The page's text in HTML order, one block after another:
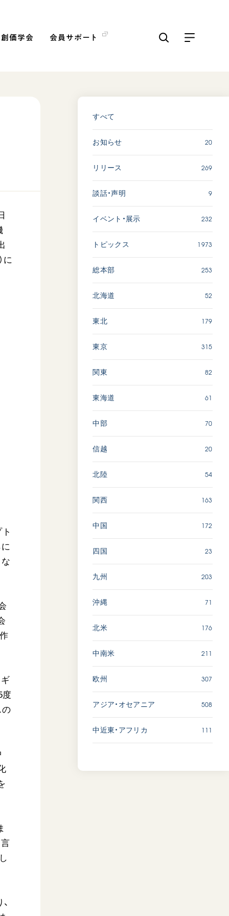
価学会 会員サポート
「三つの花ことば」 関西吹
奏楽団
2026.07.31
動画
「ペンタトニック・ファン
2026.07.17
文化
動画
2026.07.03
文化
動画
に
度
の
すべて
お知らせ 20
リリース 269
談話・声明 9
イベント・展示 232
トピックス 1973
総本部 253
北海道 52
東北 179
東京 315
関東 82
東海道 61
中部 70
信越 20
北陸 54
関西 163
中国 172
四国 23
九州 203
沖縄 71
北米 176
中南米 211
欧州 307
アジア・オセアニア 508
中近東・アフリカ 111